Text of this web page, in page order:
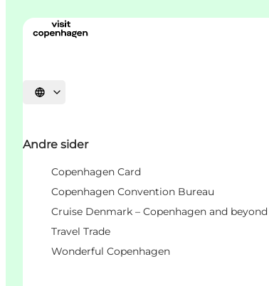
Velg språk
Andre sider
Copenhagen Card
Copenhagen Convention Bureau
Cruise Denmark – Copenhagen and beyond
Travel Trade
Wonderful Copenhagen